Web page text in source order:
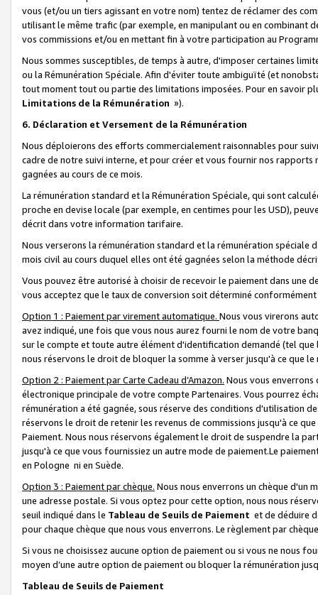
vous (et/ou un tiers agissant en votre nom) tentez de réclamer des
utilisant le même trafic (par exemple, en manipulant ou en combinant
vos commissions et/ou en mettant fin à votre participation au
Nous sommes susceptibles, de temps à autre, d'imposer certaines
ou la Rémunération Spéciale. Afin d'éviter toute ambiguïté (et
tout moment tout ou partie des limitations imposées. Pour en savoir
Limitations de la Rémunération »).
6. Déclaration et Versement de la Rémunération
Nous déploierons des efforts commercialement raisonnables pour
cadre de notre suivi interne, et pour créer et vous fournir nos
gagnées au cours de ce mois.
La rémunération standard et la Rémunération Spéciale, qui sont
proche en devise locale (par exemple, en centimes pour les USD),
décrit dans votre information tarifaire.
Nous verserons la rémunération standard et la rémunération spéciale
mois civil au cours duquel elles ont été gagnées selon la méthode
Vous pouvez être autorisé à choisir de recevoir le paiement dans une
vous acceptez que le taux de conversion soit déterminé
Option 1 : Paiement par virement automatique. Nous vous virerons
avez indiqué, une fois que vous nous aurez fourni le nom de votre
sur le compte et toute autre élément d'identification demandé (tel que
nous réservons le droit de bloquer la somme à verser jusqu'à ce que
Option 2 : Paiement par Carte Cadeau d’Amazon. Nous vous
électronique principale de votre compte Partenaires. Vous pourrez
rémunération a été gagnée, sous réserve des conditions d'utilisation
réservons le droit de retenir les revenus de commissions jusqu'à ce
Paiement. Nous nous réservons également le droit de suspendre la
jusqu'à ce que vous fournissiez un autre mode de paiement.Le
en Pologne ni en Suède.
Option 3 : Paiement par chèque. Nous nous enverrons un chèque d'un
une adresse postale. Si vous optez pour cette option, nous nous
seuil indiqué dans le Tableau de Seuils de Paiement et de déduire
pour chaque chèque que nous vous enverrons. Le règlement par
Si vous ne choisissez aucune option de paiement ou si vous ne nous
moyen d’une autre option de paiement ou bloquer la rémunération
Tableau de Seuils de Paiement